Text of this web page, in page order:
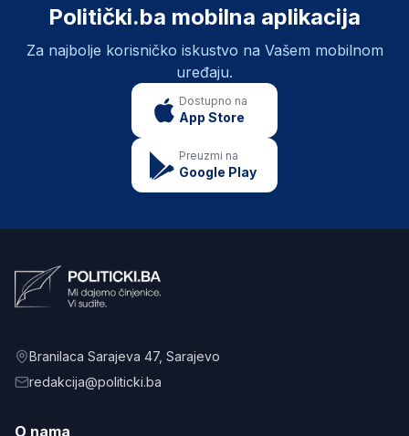
Politički.ba mobilna aplikacija
Za najbolje korisničko iskustvo na Vašem mobilnom
uređaju.
Dostupno na
App Store
Preuzmi na
Google Play
Branilaca Sarajeva 47, Sarajevo
redakcija@politicki.ba
O nama